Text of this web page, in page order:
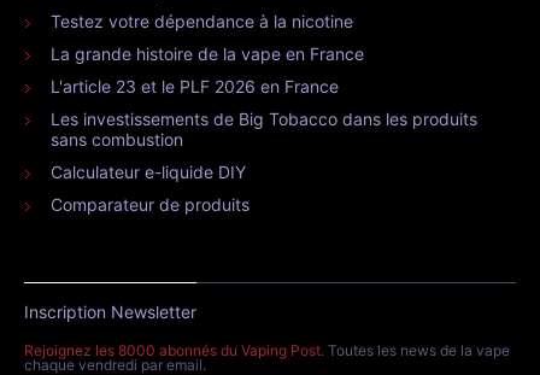
Testez votre dépendance à la nicotine
La grande histoire de la vape en France
L'article 23 et le PLF 2026 en France
Les investissements de Big Tobacco dans les produits
sans combustion
Calculateur e-liquide DIY
Comparateur de produits
Inscription Newsletter
Rejoignez les 8000 abonnés du Vaping Post. Toutes les news de la vape
chaque vendredi par email.